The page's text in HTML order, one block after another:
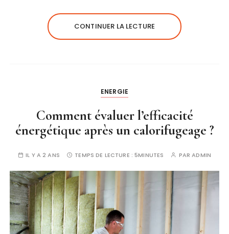
CONTINUER LA LECTURE
ENERGIE
Comment évaluer l’efficacité
énergétique après un calorifugeage ?
IL Y A 2 ANS TEMPS DE LECTURE :5MINUTES PARADMIN